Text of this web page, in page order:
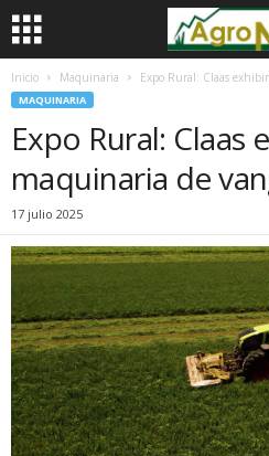
Inicio Maquinaria Expo Rural: Claas
MAQUINARIA
Expo Rural: Claas
maquinaria de
17 julio 2025